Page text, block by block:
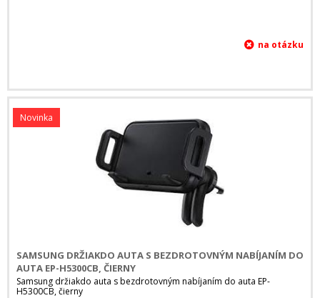
SAMSUNG DRŽIAKDO AUTA S BEZDROTOVNÝM NABÍJANÍM DO
AUTA EP-H5300CB, ČIERNY
Samsung držiakdo auta s bezdrotovným nabíjaním do auta EP-
H5300CB, čierny
Novinka